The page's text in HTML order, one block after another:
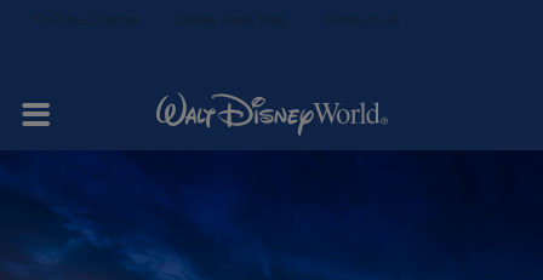
suites
YouTube Channel Disney Parks Blog Disney.co.uk